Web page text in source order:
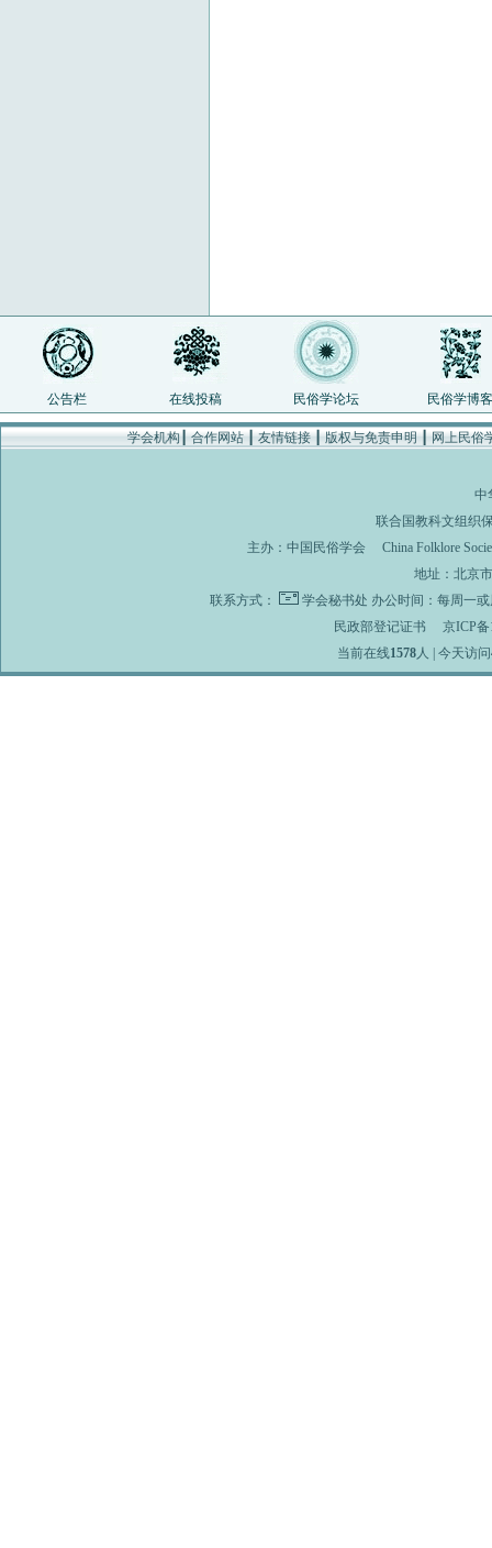
公告栏 在线投稿 民俗学论坛 民俗学博客
学会机构┃合作网站┃友情链接┃版权与免责申明┃网上民俗
中
联合国教科文组织
主办： 中国民俗学会
China Folklore
地址：北京
联系方式：
学会秘书处 办公时间：每周一
民政部登记证书
京ICP备
当前在线1578人 | 今天访问